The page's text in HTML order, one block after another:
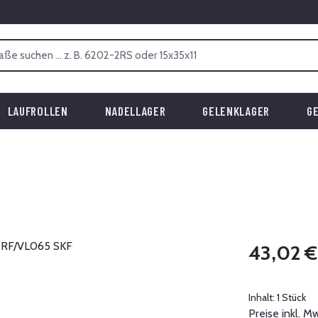
LAUFROLLEN NADELLAGER GELENKLAGER
Regulärer Preis:
43,02 €
Inhalt: 1 Stück
Preise inkl.